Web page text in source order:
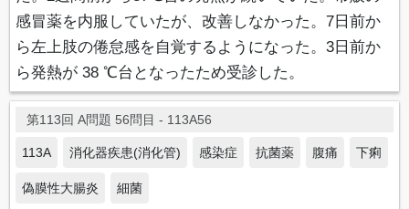
感冒薬を内服していたが、改善しなかった。7日前か
ら左上肢の倦怠感を自覚するようになった。3日前か
ら発熱が 38 ℃台となったため受診した。
第113回 A問題 56問目 - 113A56
113A 消化器疾患(消化管) 感染症 抗菌薬 腹痛 下痢
偽膜性大腸炎 細菌